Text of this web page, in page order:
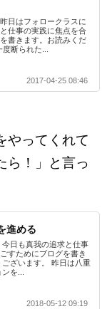
日はフォロークラスに
仕事の実践に焦点を合
書きます。お読みくだ
断られた...
2017-04-25 08:46
やってくれて
ら！」と言っ
進める
日も真我の追求と仕事
すためにブログを書き
ざいます。 昨日は八重
を...
2018-05-12 09:19